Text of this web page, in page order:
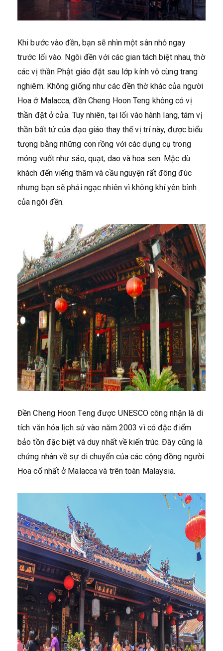
Khi bước vào đền, bạn sẽ nhìn một sân nhỏ ngay
trước lối vào. Ngôi đền với các gian tách biệt nhau, thờ
các vị thần Phật giáo đặt sau lớp kính vô cùng trang
nghiêm. Không giống như các đền thờ khác của người
Hoa ở Malacca, đền Cheng Hoon Teng không có vị
thần đặt ở cửa. Tuy nhiên, tại lối vào hành lang, tám vị
thần bất tử của đạo giáo thay thế vị trí này, được biểu
tượng bằng những con rồng với các dụng cụ trong
móng vuốt như sáo, quạt, dao và hoa sen. Mặc dù
khách đến viếng thăm và cầu nguyện rất đông đúc
nhưng bạn sẽ phải ngạc nhiên vì không khí yên bình
của ngôi đền.
Đền Cheng Hoon Teng được UNESCO công nhận là di
tích văn hóa lịch sử vào năm 2003 vì có đặc điểm
bảo tồn đặc biệt và duy nhất về kiến trúc. Đây cũng là
chứng nhân về sự di chuyển của các cộng đồng người
Hoa cổ nhất ở Malacca và trên toàn Malaysia.